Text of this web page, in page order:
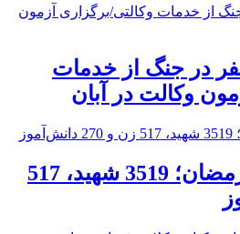
20هزارنفر در جنگ از خدمات
وکالت در آبان
آمار شهدای جنگ رمضان؛ 3519 شهید، 517